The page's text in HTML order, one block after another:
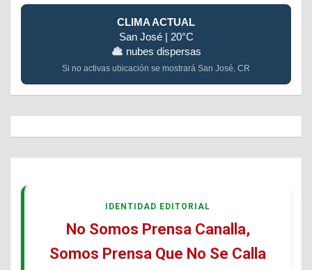
CLIMA ACTUAL
San José | 20°C
nubes dispersas
Si no activas ubicación se mostrará San José, CR
IDENTIDAD EDITORIAL
No Somos Prensa Canalla,
Somos Prensa Que No Se Calla